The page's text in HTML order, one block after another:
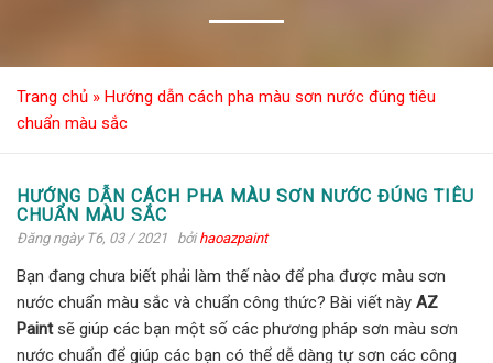
Trang chủ » Hướng dẫn cách pha màu sơn nước đúng tiêu
chuẩn màu sắc
HƯỚNG DẪN CÁCH PHA MÀU SƠN NƯỚC ĐÚNG TIÊU
CHUẨN MÀU SẮC
Đăng ngày T6, 03 / 2021 bởihaoazpaint
Bạn đang chưa biết phải làm thế nào để pha được màu sơn
nước chuẩn màu sắc và chuẩn công thức? Bài viết này AZ
Paintsẽ giúp các bạn một số các phương pháp sơn màu sơn
nước chuẩn để giúp các bạn có thể dễ dàng tự sơn các công